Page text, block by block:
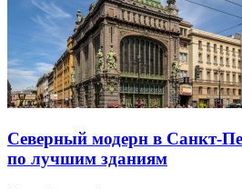
Северный модерн в Санкт-
по лучшим зданиям